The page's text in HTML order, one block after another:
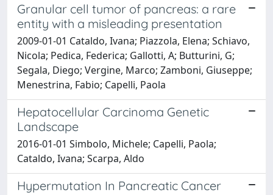
Granular cell tumor of pancreas: a rare
entity with a misleading presentation
2009-01-01 Cataldo, Ivana; Piazzola, Elena; Schiavo,
Nicola; Pedica, Federica; Gallotti, A; Butturini, G;
Segala, Diego; Vergine, Marco; Zamboni, Giuseppe;
Menestrina, Fabio; Capelli, Paola
Hepatocellular Carcinoma Genetic
Landscape
2016-01-01 Simbolo, Michele; Capelli, Paola;
Cataldo, Ivana; Scarpa, Aldo
Hypermutation In Pancreatic Cancer